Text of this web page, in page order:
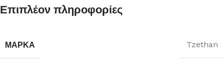
Επιπλέον πληροφορίες
ΜΆΡΚΑ Tzethan